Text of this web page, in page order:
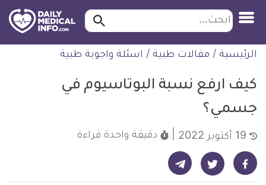
التخطي
للمحتوى
طبية
ابحث ابحث…
الرئيسية / مقالات طبية / اسئلة واجوبة طبية
كيف ارفع نسبة البوتاسيوم في
جسمي؟
دقيقة واحدة قراءة
شارك على فيسبوك - ديلي ميديكال انفو شارك على تويتر - ديلي ميديكال انفو شارك على تيليجرام - ديلي ميديكال انفو